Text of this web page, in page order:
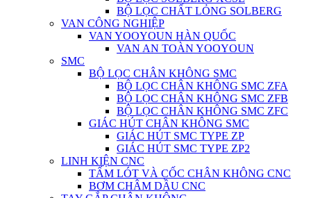
BỘ LỌC CHẤT LỎNG SOLBERG
VAN CÔNG NGHIỆP
VAN YOOYOUN HÀN QUỐC
VAN AN TOÀN YOOYOUN
SMC
BỘ LỌC CHÂN KHÔNG SMC
BỘ LỌC CHÂN KHÔNG SMC ZFA
BỘ LỌC CHÂN KHÔNG SMC ZFB
BỘ LỌC CHÂN KHÔNG SMC ZFC
GIÁC HÚT CHÂN KHÔNG SMC
GIÁC HÚT SMC TYPE ZP
GIÁC HÚT SMC TYPE ZP2
LINH KIỆN CNC
TẤM LÓT VÀ CỐC CHÂN KHÔNG CNC
BƠM CHÂM DẦU CNC